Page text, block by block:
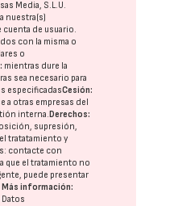
Media, S.L.U.
nuestra(s)
de usuario.
con la misma o
o
mientras dure la
sea necesario para
especificadasCesión:
a otras empresas del
interna. Derechos:
supresión,
tratatamiento y
contacte con
que el tratamiento no
puede presentar
Más información: